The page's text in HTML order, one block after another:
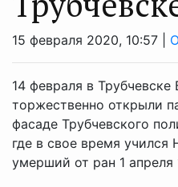
15 февраля 2020, 10:57 |
14 февраля в
торжественно открыли
фасаде Трубчевского
где в свое время
умерший от ран 1 апреля